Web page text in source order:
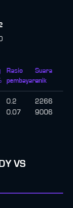
Rasio
pembayaran
Suara
unik
0.2
2266
0.07 9006
VS